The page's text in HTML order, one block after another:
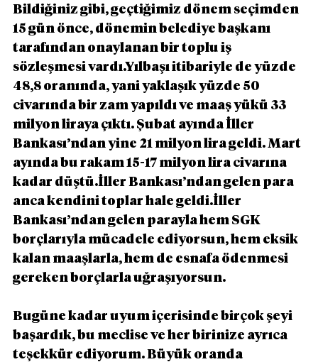
Bildiğiniz gibi, geçtiğimiz dönem seçimden
15 gün önce, dönemin belediye başkanı
tarafından onaylanan bir toplu iş
sözleşmesi vardı.Yılbaşı itibariyle de yüzde
48,8 oranında, yani yaklaşık yüzde 50
civarında bir zam yapıldı ve maaş yükü 33
milyon liraya çıktı. Şubat ayında İller
Bankası’ndan yine 21 milyon lira geldi. Mart
ayında bu rakam 15-17 milyon lira civarına
kadar düştü.İller Bankası’ndan gelen para
anca kendini toplar hale geldi.İller
Bankası’ndan gelen parayla hem SGK
borçlarıyla mücadele ediyorsun, hem eksik
kalan maaşlarla, hem de esnafa ödenmesi
gereken borçlarla uğraşıyorsun.
Bugüne kadar uyum içerisinde birçok şeyi
başardık, bu meclise ve her birinize ayrıca
teşekkür ediyorum. Büyük oranda